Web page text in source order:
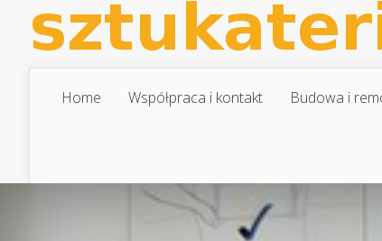
Home Współpraca i kontakt Budowa i